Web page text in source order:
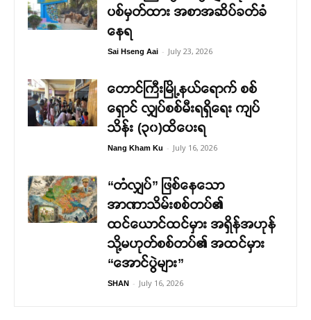
ပစ်မှတ်ထား အစာအဆိပ်ခတ်ခံ
နေရ
Sai Hseng Aai - July 23, 2026
တောင်ကြီးမြို့နယ်ရောက် စစ်
ရှောင် လျှပ်စစ်မီးရရှိရေး ကျပ်
သိန်း (၃၀)ထိပေးရ
Nang Kham Ku - July 16, 2026
“တံလျှပ်” ဖြစ်နေသော
အာဏာသိမ်းစစ်တပ်၏
ထင်ယောင်ထင်မှား အရှိန်အဟုန်
သို့မဟုတ်စစ်တပ်၏ အထင်မှား
“အောင်ပွဲများ”
SHAN - July 16, 2026